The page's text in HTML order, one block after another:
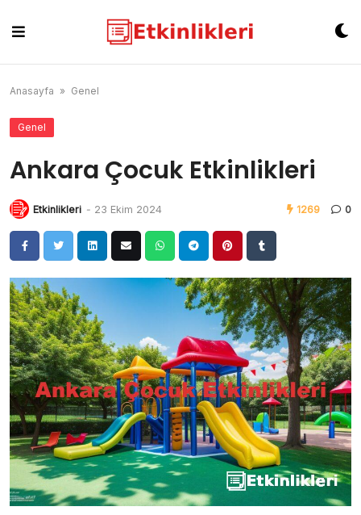
content
Anasayfa » Genel
Genel
Ankara Çocuk Etkinlikleri
Etkinlikleri - 23 Ekim 2024 1269 0